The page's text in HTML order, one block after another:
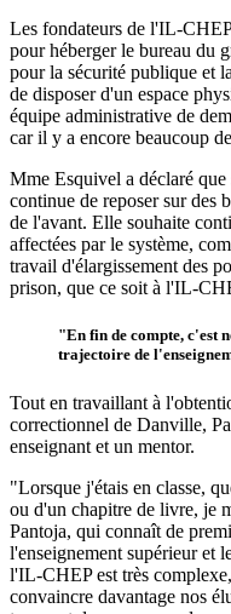
Les fondateurs de l'IL-
pour héberger le bureau du
pour la sécurité publique et
de disposer d'un espace
équipe administrative de
car il y a encore beaucoup
Mme Esquivel a déclaré
continue de reposer sur des
de l'avant. Elle souhaite
affectées par le système,
travail d'élargissement des
prison, que ce soit à l'IL-
"En fin de compte, c'est
trajectoire de
Tout en travaillant à
correctionnel de Danville,
enseignant et un mentor.
"Lorsque j'étais en classe,
ou d'un chapitre de livre, je
Pantoja, qui connaît de
l'enseignement supérieur et
l'IL-CHEP est très
convaincre davantage nos